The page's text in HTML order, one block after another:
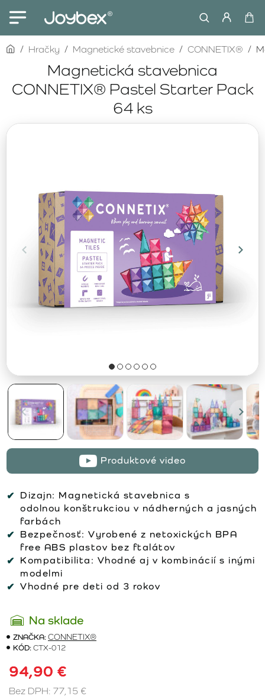
Magnetická stavebnica
CONNETIX® Pastel Starter Pack
64 ks
homeHračky Magnetické stavebnice CONNETIX®
Produktové video
Dizajn: Magnetická stavebnica s
odolnou konštrukciou v nádherných a jasných
farbách
Bezpečnosť: Vyrobené z netoxických BPA
free ABS plastov bez ftalátov
Kompatibilita: Vhodné aj v kombinácií s inými
modelmi
Vhodné pre deti od 3 rokov
Na sklade
ZNAČKA:CONNETIX®
KÓD:CTX-012
94,90 €
Bez DPH: 77,15 €